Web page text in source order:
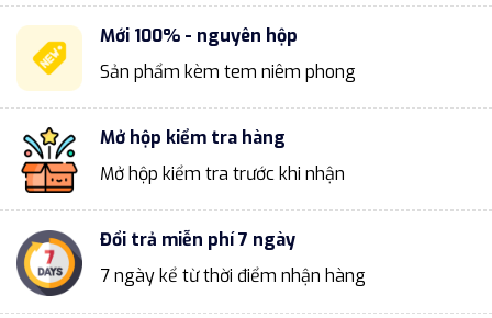
Mới 100% - nguyên hộp
Sản phẩm kèm tem niêm phong
Mở hộp kiểm tra hàng
Mở hộp kiểm tra trước khi nhận
Đổi trả miễn phí 7 ngày
7 ngày kể từ thời điểm nhận hàng